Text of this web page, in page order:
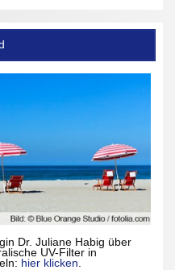
Dr. Juliane Habig über
UV-Filter in
hier klicken